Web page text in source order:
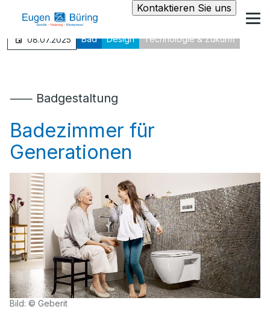
Kontaktieren Sie uns
08.07.2025 Bad Design Technologie & Zukunft
⸺ Badgestaltung
Badezimmer für
Generationen
Bild: © Geberit